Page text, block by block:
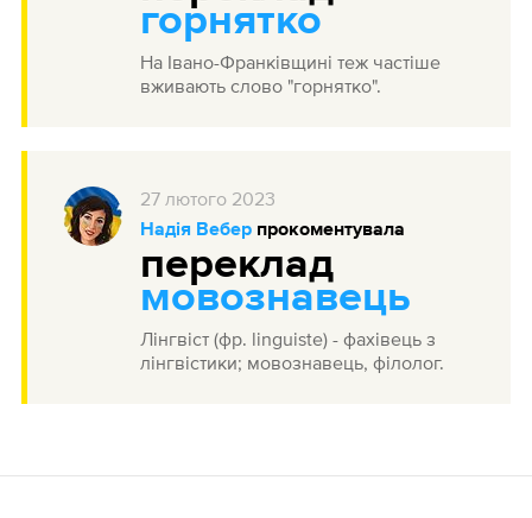
горнятко
На Івано-Франківщині теж частіше
вживають слово "горнятко".
27 лютого2023
Надія Веберпрокоментувала
переклад
мовознавець
Лінгвіст (фр. linguiste) - фахівець з
лінгвістики; мовознавець, філолог.